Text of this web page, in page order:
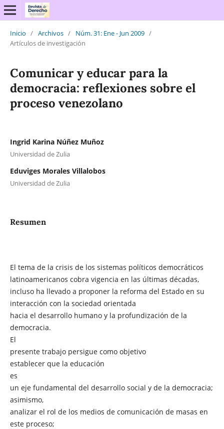
Inicio / Archivos / Núm. 31: Ene - Jun 2009 /
Artículos de investigación
Comunicar y educar para la
democracia: reflexiones sobre el
proceso venezolano
Ingrid Karina Núñez Muñoz
Universidad de Zulia
Eduviges Morales Villalobos
Universidad de Zulia
Resumen
El tema de la crisis de los sistemas políticos democráticos
latinoamericanos cobra vigencia en las últimas décadas,
incluso ha llevado a proponer la reforma del Estado en su
interacción con la sociedad orientada
hacia el desarrollo humano y la profundización de la
democracia.
El
presente trabajo persigue como objetivo
establecer que la educación
es
un eje fundamental del desarrollo social y de la democracia;
asimismo,
analizar el rol de los medios de comunicación de masas en
este proceso;